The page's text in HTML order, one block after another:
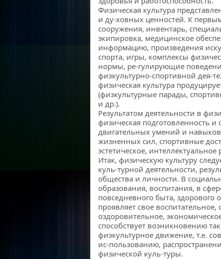
Физическая культура
и ду-ховных ценностей. К
сооружения, инвентарь,
экипировка, медицинское
информацию, произведения
спорта, игры, комплексы
нормы, ре-гулирующие
физкультурно-спортивной дея-
физическая культура
(физкультурные парады,
и др.).
Результатом деятельности в
физическая подготовленность и
двигательных умений и
жизненных сил, спортивные
эстетическое, интеллектуальное
Итак, физическую культуру
куль-турной деятельности,
общества и личности. В
образования, воспитания, в
повседневного быта, здорового
проявляет свое воспитательное,
оздоровительное,
способствует возникновению
физкультурное движение, т.е.
ис-пользованию,
физической куль-туры.